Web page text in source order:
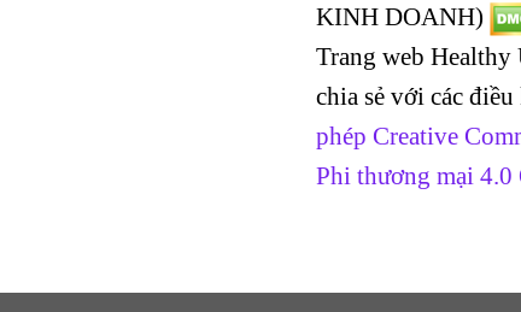
KINH DOANH)
Trang web
chia sẻ với các điều
phép Creative
Phi thương mại 4.0